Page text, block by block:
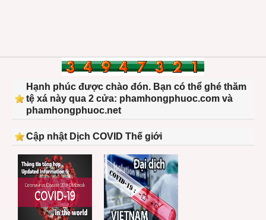
Hạnh phúc được chào đón. Bạn có thể ghé thăm
tệ xá này qua 2 cửa: phamhongphuoc.com và
phamhongphuoc.net
Cập nhật Dịch COVID Thế giới